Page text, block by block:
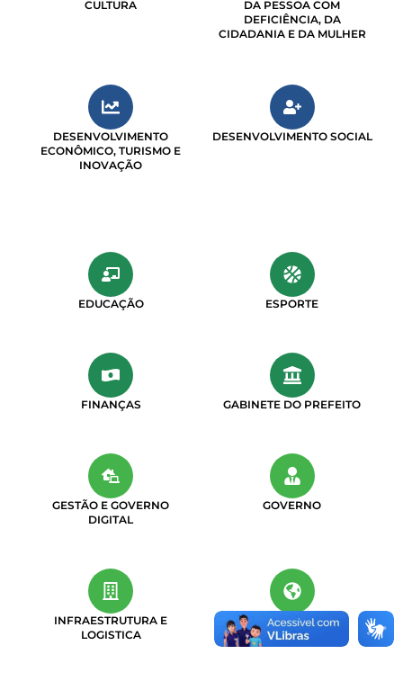
CULTURA
DA PESSOA COM
DEFICIÊNCIA, DA
CIDADANIA E DA MULHER
DESENVOLVIMENTO
ECONÔMICO, TURISMO E
INOVAÇÃO
DESENVOLVIMENTO SOCIAL
EDUCAÇÃO ESPORTE
FINANÇAS GABINETE DO PREFEITO
GESTÃO E GOVERNO
DIGITAL
GOVERNO
INFRAESTRUTURA E
LOGISTICA
MEIO AMBIENTE E
AGRICULTURA